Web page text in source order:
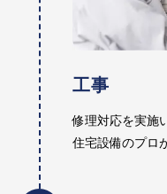
工事
修理対応を実施
住宅設備のプロ